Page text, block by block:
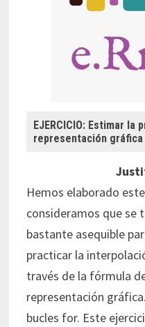
EJERCICIO: Estimar la
representación gráfica
Hemos elaborado
consideramos que se
bastante asequible
practicar la
través de la fórmula
representación
bucles for. Este